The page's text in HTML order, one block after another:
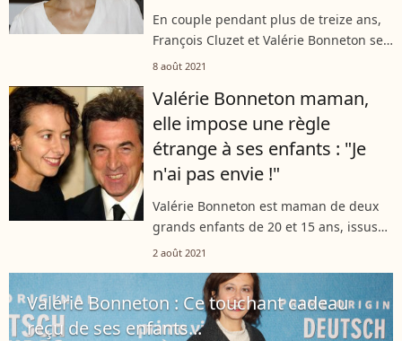
En couple pendant plus de treize ans,
François Cluzet et Valérie Bonneton se
sont séparés à la suite d'un tournage.
comédiens qui ont dû l'annoncer...
8 août 2021
Valérie Bonneton maman,
elle impose une règle
étrange à ses enfants : "Je
n'ai pas envie !"
Valérie Bonneton est maman de deux
grands enfants de 20 et 15 ans, issus
de sa relation passée avec François
tient à ce que Joseph et Marguerite...
2 août 2021
Valérie Bonneton : Ce touchant cadeau
reçu de ses enfants...